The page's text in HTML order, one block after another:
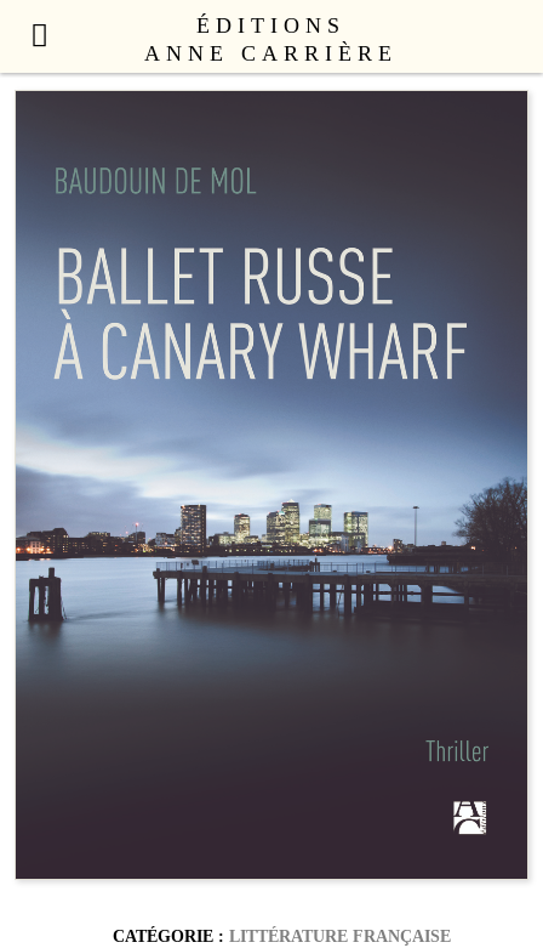
ÉDITIONS
ANNE CARRIÈRE
LITTÉRATURE ÉTRANGÈRE
ANNE CARRIÈRE UNIVERS
SEX APPEAL
CATALOGUE
AUTEURS
CONTACT
PROFESSIONNELS
CATÉGORIE : LITTÉRATURE FRANÇAISE